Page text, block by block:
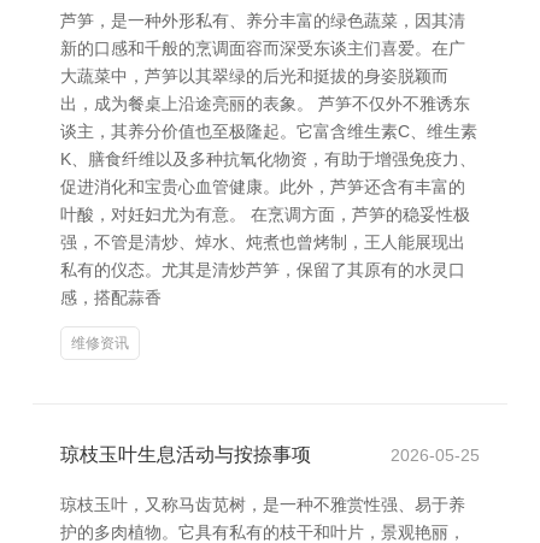
芦笋，是一种外形私有、养分丰富的绿色蔬菜，因其清
新的口感和千般的烹调面容而深受东谈主们喜爱。在广
大蔬菜中，芦笋以其翠绿的后光和挺拔的身姿脱颖而
出，成为餐桌上沿途亮丽的表象。 芦笋不仅外不雅诱东
谈主，其养分价值也至极隆起。它富含维生素C、维生素
K、膳食纤维以及多种抗氧化物资，有助于增强免疫力、
促进消化和宝贵心血管健康。此外，芦笋还含有丰富的
叶酸，对妊妇尤为有意。 在烹调方面，芦笋的稳妥性极
强，不管是清炒、焯水、炖煮也曾烤制，王人能展现出
私有的仪态。尤其是清炒芦笋，保留了其原有的水灵口
感，搭配蒜香
维修资讯
琼枝玉叶生息活动与按捺事项 2026-05-25
琼枝玉叶，又称马齿苋树，是一种不雅赏性强、易于养
护的多肉植物。它具有私有的枝干和叶片，景观艳丽，